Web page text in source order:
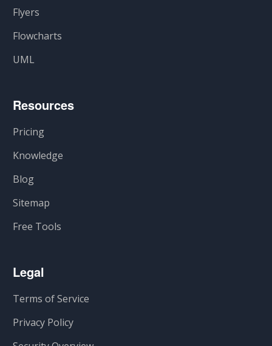
Flyers
Flowcharts
UML
Resources
Pricing
Knowledge
Blog
Sitemap
Free Tools
Legal
Terms of Service
Privacy Policy